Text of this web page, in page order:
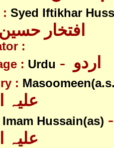
: Syed Iftikhar
افتخار
:
: Urdu
:
Imam Hussain(as)
علیہ